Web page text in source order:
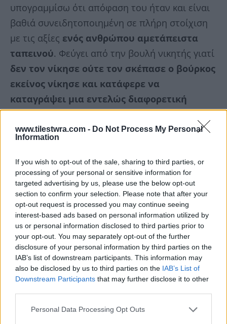
www.tilestwra.com - Do Not Process My Personal
Information
If you wish to opt-out of the sale, sharing to third parties, or
processing of your personal or sensitive information for
targeted advertising by us, please use the below opt-out
section to confirm your selection. Please note that after your
opt-out request is processed you may continue seeing
interest-based ads based on personal information utilized by
us or personal information disclosed to third parties prior to
your opt-out. You may separately opt-out of the further
disclosure of your personal information by third parties on the
IAB’s list of downstream participants. This information may
also be disclosed by us to third parties on the IAB’s List of
Downstream Participants that may further disclose it to other
Personal Data Processing Opt Outs
υπογραμμίσω ότι απόφαση του ήταν και είναι
βαθιά συνειδητοποιημένη σε πλήρη στοίχιση
με τις αξίες ενός ανθρώπου αμετάπειστα
ταπεινού. Φεύγει από την βουλή νικητής γιατί
δεν τον νίκησε ούτε τον σκέπασε ο βούρκος
εκείνος νίκησε και κατάφερε να
καταγράψει μια εντελώς διαφορετική
πορεία ασυνήθιστη αντισυμβατική».